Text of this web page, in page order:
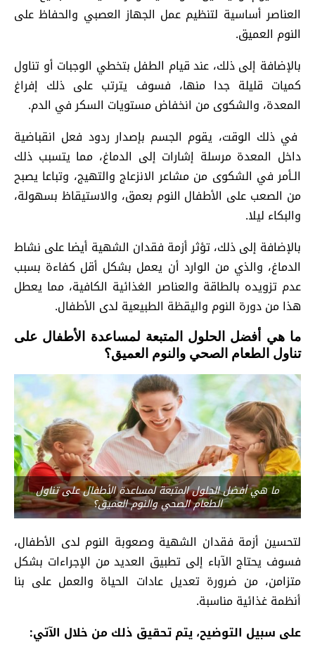
العناصر أساسية لتنظيم عمل الجهاز العصبي والحفاظ على
النوم العميق.
بالإضافة إلى ذلك، عند قيام الطفل بتخطي الوجبات أو تناول
كميات قليلة جدا منها، فسوف يترتب على ذلك إفراغ
المعدة، والشكوى من انخفاض مستويات السكر في الدم.
في ذلك الوقت، يقوم الجسم بإصدار ردود فعل انقباضية
داخل المعدة مرسلة إشارات إلى الدماغ، مما يتسبب ذلك
الـأمر في الشكوى من مشاعر الانزعاج والتهيج، وتباعا يصبح
من الصعب على الأطفال النوم بعمق، والاستيقاظ بسهولة،
والبكاء ليلا.
بالإضافة إلى ذلك، تؤثر أزمة فقدان الشهية أيضا على نشاط
الدماغ، والذي من الوارد أن يعمل بشكل أقل كفاءة بسبب
عدم تزويده بالطاقة والعناصر الغذائية الكافية، مما يعطل
هذا من دورة النوم واليقظة الطبيعية لدى الأطفال.
ما هي أفضل الحلول المتبعة لمساعدة الأطفال على
تناول الطعام الصحي والنوم العميق؟
ما هي أفضل الحلول المتبعة لمساعدة الأطفال على تناول
الطعام الصحي والنوم العميق؟
لتحسين أزمة فقدان الشهية وصعوبة النوم لدى الأطفال،
فسوف يحتاج الآباء إلى تطبيق العديد من الإجراءات بشكل
متزامن، من ضرورة تعديل عادات الحياة والعمل على بنا
أنظمة غذائية مناسبة.
على سبيل التوضيح، يتم تحقيق ذلك من خلال الآتي: